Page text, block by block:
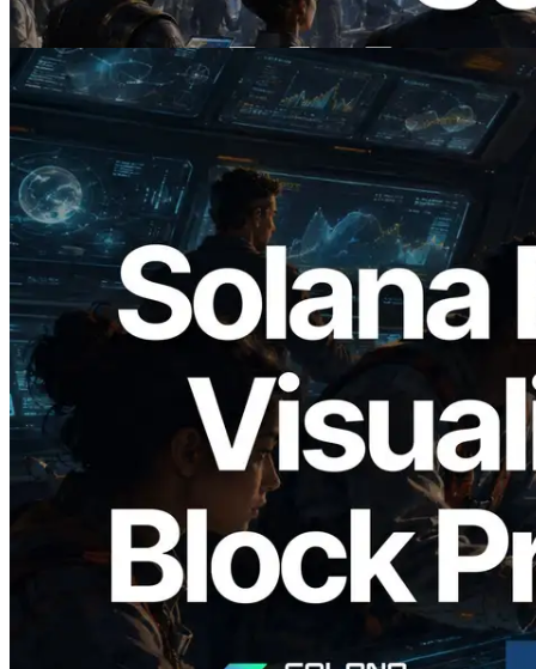
Lesen Sie diesen Artikel
2026.05.24
Validators Solutions veröffentlicht Solana
Block Analyzer – Visualisierung der
Blockproduktionszeit pro Slot und der
zugewiesenen Validatoren
Lesen Sie diesen Artikel